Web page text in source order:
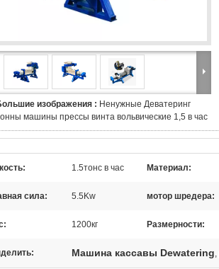
изображения : Ненужные Деватеринг
машины прессы винта вольвические 1,5 в час
1.5тонс в час Материал:
сила: 5.5Kw мотор шредера:
1200кг Размерности:
Машина кассавы Dewatering,